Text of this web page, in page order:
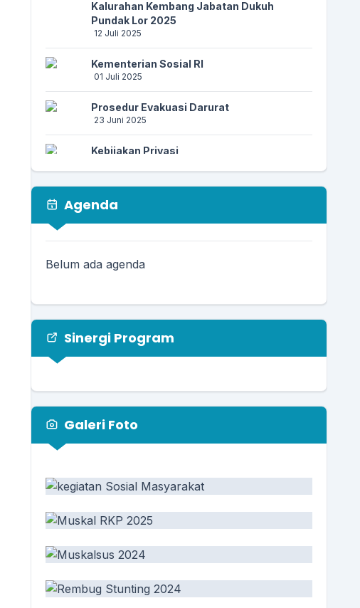
Kalurahan Kembang Jabatan Dukuh
Pundak Lor 2025
12 Juli 2025
Kementerian Sosial RI
01 Juli 2025
Prosedur Evakuasi Darurat
23 Juni 2025
Kebijakan Privasi
23 Juni 2025
17 Juni 2025
Agenda
Belum ada agenda
Sinergi Program
Galeri Foto